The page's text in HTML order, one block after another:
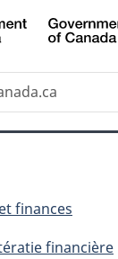
Passer
au
principal
Passer
à
Au
du
Passer
à
version
simplifiée
finances
financière